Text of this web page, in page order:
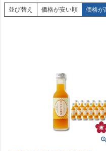
並び替え 価格が安い順 価格が